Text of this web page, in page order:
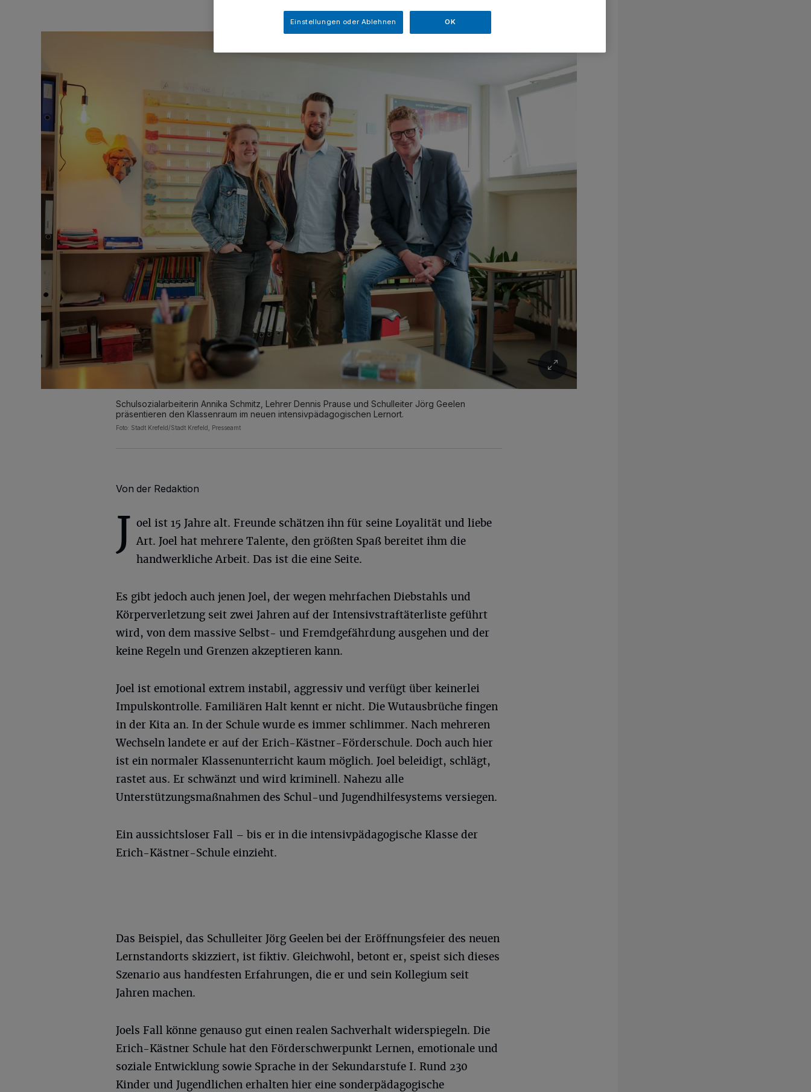
Schulsozialarbeiterin Annika Schmitz, Lehrer Dennis Prause und Schulleiter Jörg Geelen
präsentieren den Klassenraum im neuen intensivpädagogischen Lernort.
Foto: Stadt Krefeld/Stadt Krefeld, Presseamt
Von der Redaktion
J oel ist 15 Jahre alt. Freunde schätzen ihn für seine Loyalität und liebe
Art. Joel hat mehrere Talente, den größten Spaß bereitet ihm die
handwerkliche Arbeit. Das ist die eine Seite.
Es gibt jedoch auch jenen Joel, der wegen mehrfachen Diebstahls und
Körperverletzung seit zwei Jahren auf der Intensivstraftäterliste geführt
wird, von dem massive Selbst- und Fremdgefährdung ausgehen und der
keine Regeln und Grenzen akzeptieren kann.
Joel ist emotional extrem instabil, aggressiv und verfügt über keinerlei
Impulskontrolle. Familiären Halt kennt er nicht. Die Wutausbrüche fingen
in der Kita an. In der Schule wurde es immer schlimmer. Nach mehreren
Wechseln landete er auf der Erich-Kästner-Förderschule. Doch auch hier
ist ein normaler Klassenunterricht kaum möglich. Joel beleidigt, schlägt,
rastet aus. Er schwänzt und wird kriminell. Nahezu alle
Unterstützungsmaßnahmen des Schul-und Jugendhilfesystems versiegen.
Ein aussichtsloser Fall – bis er in die intensivpädagogische Klasse der
Erich-Kästner-Schule einzieht.
Das Beispiel, das Schulleiter Jörg Geelen bei der Eröffnungsfeier des neuen
Lernstandorts skizziert, ist fiktiv. Gleichwohl, betont er, speist sich dieses
Szenario aus handfesten Erfahrungen, die er und sein Kollegium seit
Jahren machen.
Joels Fall könne genauso gut einen realen Sachverhalt widerspiegeln. Die
Erich-Kästner Schule hat den Förderschwerpunkt Lernen, emotionale und
soziale Entwicklung sowie Sprache in der Sekundarstufe I. Rund 230
Kinder und Jugendlichen erhalten hier eine sonderpädagogische
Einstellungen oder Ablehnen OK